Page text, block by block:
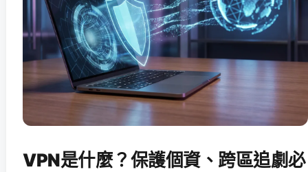
VPN是什麼？保護個資、跨區追劇必